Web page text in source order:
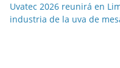
Uvatec 2026 reunirá en
industria de la uva de